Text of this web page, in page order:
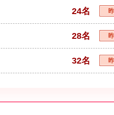
24名
28名
32名